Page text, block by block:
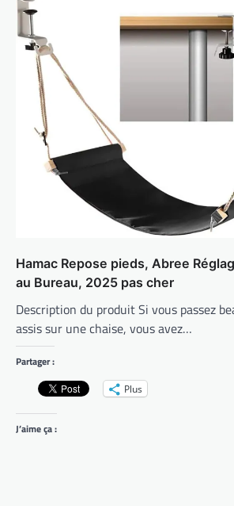
Hamac Repose pieds, Abree
au Bureau, 2025 pas cher
Description du produit Si vous passez
assis sur une chaise, vous avez…
Partager :
Plus
J’aime ça :